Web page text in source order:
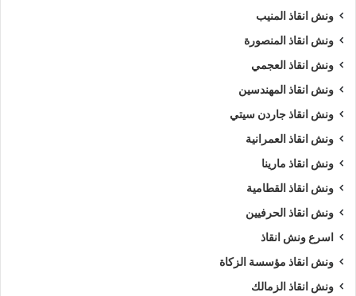
ونش انقاذ المنيب
ونش انقاذ المنصورة
ونش انقاذ العجمي
ونش انقاذ المهندسين
ونش انقاذ جاردن سيتي
ونش انقاذ العمرانية
ونش انقاذ مارينا
ونش انقاذ القطامية
ونش انقاذ الحرفيين
اسرع ونش انقاذ
ونش انقاذ مؤسسة الزكاة
ونش انقاذ الزمالك